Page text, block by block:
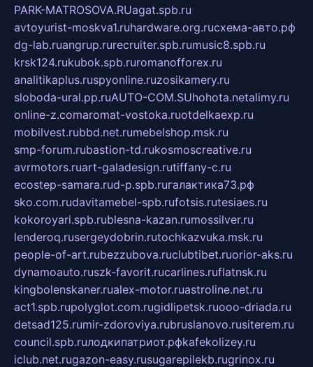
PARK-MATROSOVA.RUagat.spb.ru
avtoyurist-moskva1.ruhardware.org.ruсхема-авто.рф
dg-lab.ruangrup.rurecruiter.spb.rumusic8.spb.ru
krsk124.rukubok.spb.ruromanofforex.ru
analitikaplus.ruspyonline.ruzosikamery.ru
sloboda-ural.pp.ruAUTO-COM.SUhohota.netalimy.ru
online-z.comaromat-vostoka.ruotdelkaexp.ru
mobilvest.rubbd.net.rumebelshop.msk.ru
smp-forum.rubastion-td.rukosmoscreative.ru
avrmotors.ruart-galadesign.rutiffany-c.ru
ecostep-samara.rud-p.spb.ruгалактика73.рф
sko.com.rudavitamebel-spb.rufotsis.rutesiaes.ru
kokoroyari.spb.rublesna-kazan.rumossilver.ru
lenderoq.rusergeydobrin.rutochkazvuka.msk.ru
people-of-art.rubezzubova.ruclubtibet.ruorior-aks.ru
dynamoauto.ruszk-favorit.rucarlines.ruflatnsk.ru
kingbolenskaner.rualex-motor.ruastroline.net.ru
act1.spb.rupolyglot.com.rugidlipetsk.ruooo-driada.ru
detsad125.rumir-zdoroviya.rubruslanovo.rusiterem.ru
council.spb.ruлодкипатриот.рфkafekolizey.ru
iclub.net.rugazon-easy.rusugarepilekb.rugrinox.ru